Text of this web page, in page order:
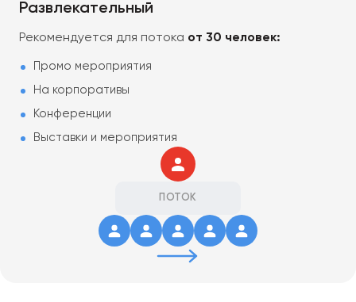
Развлекательный
Рекомендуется для потока от 30 человек:
Промо мероприятия
На корпоративы
Конференции
Выставки и мероприятия
ПОТОК